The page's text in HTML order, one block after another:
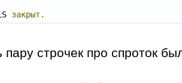
закрыт.
пару строчек про спроток